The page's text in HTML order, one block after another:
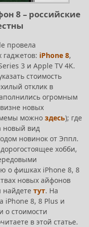
8 – российские
провела
iPhone 8,
3 и Apple TV 4K.
стоимость
отклик в
огромным
новых
можно здесь); где
новый вид
новинок от Эппл.
хобби,
о фишках iPhone 8, 8
новых айфонов
найдете тут. На
iPhone 8, 8 Plus и
о стоимости
в этой статье.